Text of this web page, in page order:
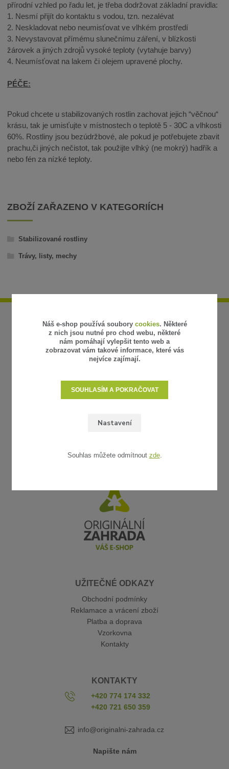
přírodní vzhled po řadu let, je třeba dodržovat základní pravidla:
1. Nesmí přijít do kontaktu s vodou, tzn. nezalévat
2. Neskladovat nebo neumisťovat ve vlhkém prostředí
3. Nevystavovat přímému slunečnímu záření, v blízkosti
žárovek a jiných zdrojů vysoké teploty (vytahuje barvy)
4. Neumísťovat na lakem či olejem upravené plochy.
PÉČE:
Pokud chcete u stabilizovaných rostlin zachovat jejich “věčnou“
krásu, tak je umisťujte v místnostech o teplotě 5 - 30C a vlhkosti
60%. Rostliny jsou bezúdržbové, ale pokud je potřebujete zbavit
prachu,či jiných nečistot, tak použijte vlhký (ne mokrý) hadřík a
nebo fén za nízké teploty.
ZBOŽÍ ZAŘAZENO V KATEGORIÍCH
Stabilizované rostliny
Trávy, listy, mechy
UŽITEČNÉ ODKAZY
Obchodní podmínky
Reklamace a vrácení zboží
Platba a doprava
Vzorkovna
Kontakty
KONTAKTY
+420 774 174 332
+420 721 650 359
info@originalni-zahrada.cz
Napište nám
Náš e-shop používá soubory cookies. Některé
z nich jsou nutné pro chod webu, některé
nám pomáhají vylepšit tento web a
zobrazovat vám takové informace, které vás
nejvíce zajímají.
Nastavení
SOUHLASÍM A POKRAČOVAT
Souhlas můžete odmítnout zde.